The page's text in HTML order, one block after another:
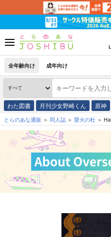
全年齢向け 成年向け
わた図書 月刊少女野崎くん 原神
とらのあな通販 同人誌 螢火の杜